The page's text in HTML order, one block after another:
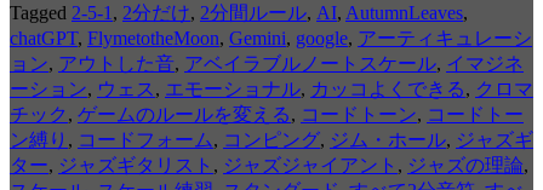
Tagged 2-5-1 , 2分だけ, 2分間ルール, AI, AutumnLeaves,
chatGPT, FlymetotheMoon, Gemini, google, アーティキュレーシ
ョン, アウトした音, アベイラブルノートスケール, イマジネ
ーション, ウェス , エモーショナル, カッコよくできる, クロマ
チック , ゲームのルールを変える, コードトーン, コードトー
ン縛り , コードフォーム, コンピング, ジム・ホール, ジャズギ
ター, ジャズギタリスト , ジャズジャイアント , ジャズの理論,